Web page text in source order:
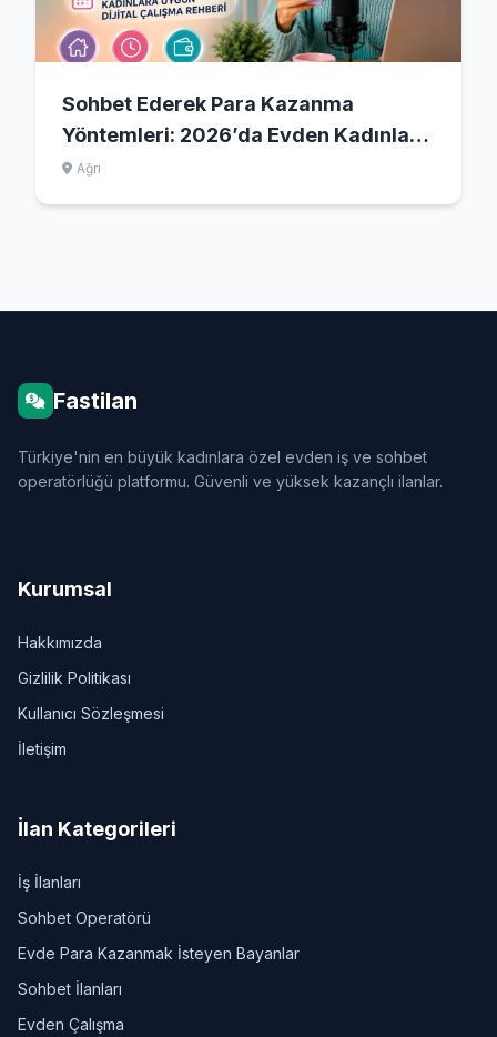
Sohbet Ederek Para Kazanma
Yöntemleri: 2026’da Evden Kadınlara
Uygun Dijital Çalışma Rehberi
Ağrı
Fastilan
Türkiye'nin en büyük kadınlara özel evden iş ve sohbet
operatörlüğü platformu. Güvenli ve yüksek kazançlı ilanlar.
Kurumsal
Hakkımızda
Gizlilik Politikası
Kullanıcı Sözleşmesi
İletişim
İlan Kategorileri
İş İlanları
Sohbet Operatörü
Evde Para Kazanmak İsteyen Bayanlar
Sohbet İlanları
Evden Çalışma